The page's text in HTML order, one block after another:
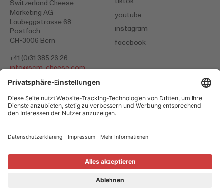
Switzerland Cheese
Marketing AG
Laubeggstrasse 68
Postfach
CH-3006 Bern
+41 (0)31 385 26 26
info@scm-cheese.com
youtube
instagram
facebook